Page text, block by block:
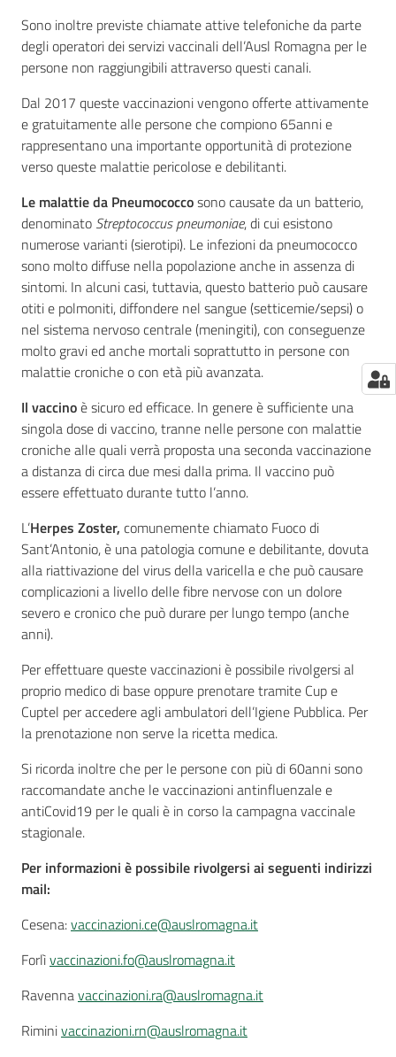
Sono inoltre previste chiamate attive telefoniche da parte
degli operatori dei servizi vaccinali dell’Ausl Romagna per le
persone non raggiungibili attraverso questi canali.
Dal 2017 queste vaccinazioni vengono offerte attivamente
e gratuitamente alle persone che compiono 65anni e
rappresentano una importante opportunità di protezione
verso queste malattie pericolose e debilitanti.
Le malattie da Pneumococcosono causate da un batterio,
denominato Streptococcus pneumoniae, di cui esistono
numerose varianti (sierotipi). Le infezioni da pneumococco
sono molto diffuse nella popolazione anche in assenza di
sintomi. In alcuni casi, tuttavia, questo batterio può causare
otiti e polmoniti, diffondere nel sangue (setticemie/sepsi) o
nel sistema nervoso centrale (meningiti), con conseguenze
molto gravi ed anche mortali soprattutto in persone con
malattie croniche o con età più avanzata.
Il vaccinoè sicuro ed efficace. In genere è sufficiente una
singola dose di vaccino, tranne nelle persone con malattie
croniche alle quali verrà proposta una seconda vaccinazione
a distanza di circa due mesi dalla prima. Il vaccino può
essere effettuato durante tutto l’anno.
L’Herpes Zoster, comunemente chiamato Fuoco di
Sant’Antonio, è una patologia comune e debilitante, dovuta
alla riattivazione del virus della varicella e che può causare
complicazioni a livello delle fibre nervose con un dolore
severo e cronico che può durare per lungo tempo (anche
anni).
Per effettuare queste vaccinazioni è possibile rivolgersi al
proprio medico di base oppure prenotare tramite Cup e
Cuptel per accedere agli ambulatori dell’Igiene Pubblica. Per
la prenotazione non serve la ricetta medica.
Si ricorda inoltre che per le persone con più di 60anni sono
raccomandate anche le vaccinazioni antinfluenzale e
antiCovid19 per le quali è in corso la campagna vaccinale
stagionale.
Per informazioni è possibile rivolgersi ai seguenti indirizzi
mail:
Cesena:vaccinazioni.ce@auslromagna.it
Forlìvaccinazioni.fo@auslromagna.it
Ravennavaccinazioni.ra@auslromagna.it
Riminivaccinazioni.rn@auslromagna.it